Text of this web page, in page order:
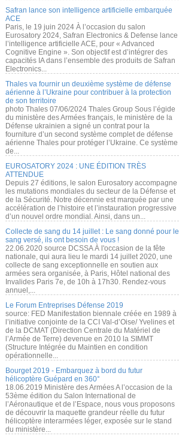
Safran lance son intelligence artificielle embarquée
ACE
Paris, le 19 juin 2024 À l’occasion du salon
Eurosatory 2024, Safran Electronics & Defense lance
l’intelligence artificielle ACE, pour « Advanced
Cognitive Engine ». Son objectif est d’intégrer des
capacités IA dans l’ensemble des produits de Safran
Electronics...
Thales va fournir un deuxième système de défense
aérienne à l’Ukraine pour contribuer à la protection
de son territoire
photo Thales 07/06/2024 Thales Group Sous l’égide
du ministère des Armées français, le ministère de la
Défense ukrainien a signé un contrat pour la
fourniture d’un second système complet de défense
aérienne Thales pour protéger l’Ukraine. Ce système
de...
EUROSATORY 2024 : UNE ÉDITION TRÈS
ATTENDUE
Depuis 27 éditions, le salon Eurosatory accompagne
les mutations mondiales du secteur de la Défense et
de la Sécurité. Notre décennie est marquée par une
accélération de l’histoire et l’instauration progressive
d’un nouvel ordre mondial. Ainsi, dans un...
Collecte de sang du 14 juillet : Le sang donné pour le
sang versé, ils ont besoin de vous !
22.06.2020 source DCSSA À l'occasion de la fête
nationale, qui aura lieu le mardi 14 juillet 2020, une
collecte de sang exceptionnelle en soutien aux
armées sera organisée, à Paris, Hôtel national des
Invalides Paris 7e, de 10h à 17h30. Rendez-vous
annuel,...
Le Forum Entreprises Défense 2019
source: FED Manifestation biennale créée en 1989 à
l’initiative conjointe de la CCI Val-d’Oise/ Yvelines et
de la DCMAT (Direction Centrale du Matériel de
l’Armée de Terre) devenue en 2010 la SIMMT
(Structure Intégrée du Maintien en condition
opérationnelle...
Bourget 2019 - Embarquez à bord du futur
hélicoptère Guépard en 360°
18.06.2019 Ministère des Armées A l’occasion de la
53ème édition du Salon International de
l’Aéronautique et de l’Espace, nous vous proposons
de découvrir la maquette grandeur réelle du futur
hélicoptère interarmées léger, exposée sur le stand
du ministère...